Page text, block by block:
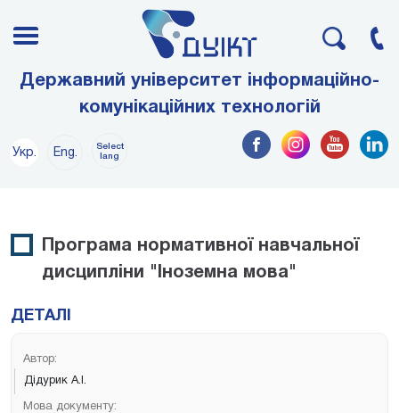
Державний університет інформаційно-
комунікаційних технологій
Укр. Eng.
Select
lang
Програма нормативної навчальної
дисципліни "Іноземна мова"
ДЕТАЛІ
Автор:
Дідурик А.І.
Мова документу: